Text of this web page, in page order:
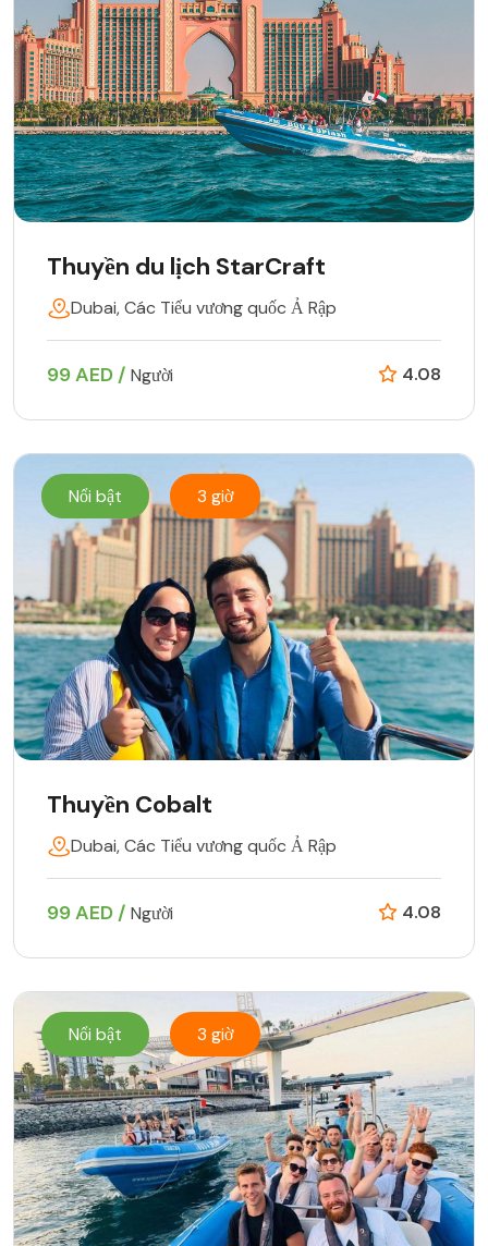
Thuyền du lịch StarCraft
Dubai, Các Tiểu vương quốc Ả Rập
99 AED / Người 4.08
Nổi bật 3 giờ
Thuyền Cobalt
Dubai, Các Tiểu vương quốc Ả Rập
99 AED / Người 4.08
Nổi bật 3 giờ